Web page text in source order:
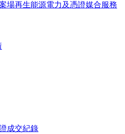
場再生能源電力及憑證媒合服務
成交紀錄